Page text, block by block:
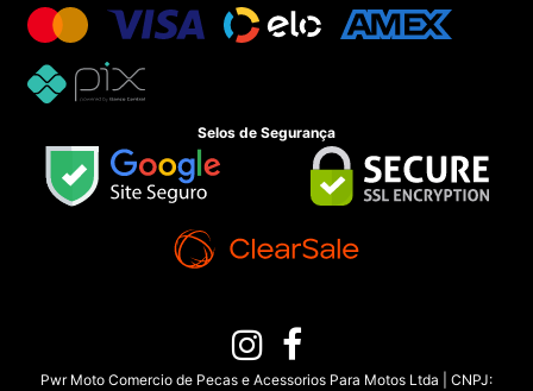
Selos de Segurança
Pwr Moto Comercio de Pecas e Acessorios Para Motos Ltda | CNPJ: